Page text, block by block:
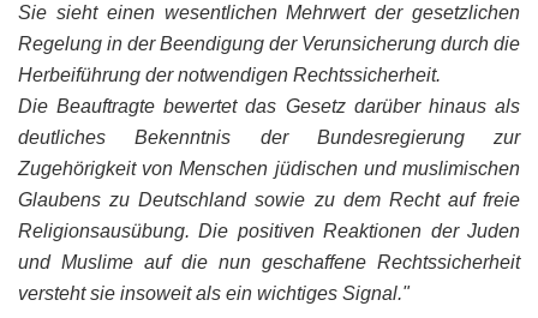
Sie sieht einen wesentlichen Mehrwert der gesetzlichen
Regelung in der Beendigung der Verunsicherung durch die
Herbeiführung der notwendigen Rechtssicherheit.
Die Beauftragte bewertet das Gesetz darüber hinaus als
deutliches Bekenntnis der Bundesregierung zur
Zugehörigkeit von Menschen jüdischen und muslimischen
Glaubens zu Deutschland sowie zu dem Recht auf freie
Religionsausübung. Die positiven Reaktionen der Juden
und Muslime auf die nun geschaffene Rechtssicherheit
versteht sie insoweit als ein wichtiges Signal."